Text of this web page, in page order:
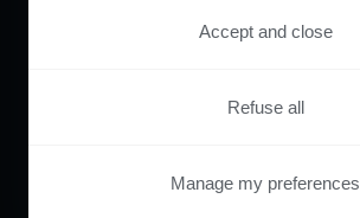
Accept and close
Refuse all
Manage my preferences